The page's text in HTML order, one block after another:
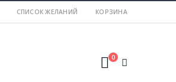
СПИСОК ЖЕЛАНИЙ КОРЗИНА
0